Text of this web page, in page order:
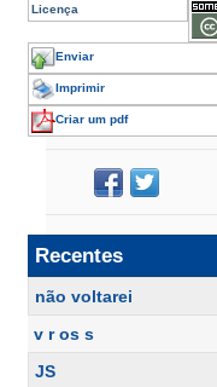
Licença
Enviar
Imprimir
Criar um pdf
Recentes
não voltarei
v r os s
JS